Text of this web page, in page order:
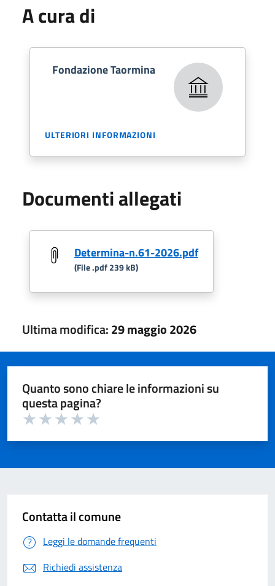
A cura di
Fondazione Taormina
ULTERIORI INFORMAZIONI
Documenti allegati
Determina-n.61-2026.pdf
(File .pdf 239 kB)
Ultima modifica:29 maggio 2026
Quanto sono chiare le informazioni su
questa pagina?
Contatta il comune
Leggi le domande frequenti
Richiedi assistenza